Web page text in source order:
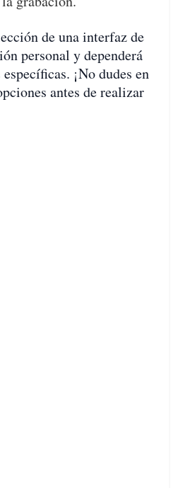
de una interfaz de
personal y dependerá
¡No dudes en
antes de realizar